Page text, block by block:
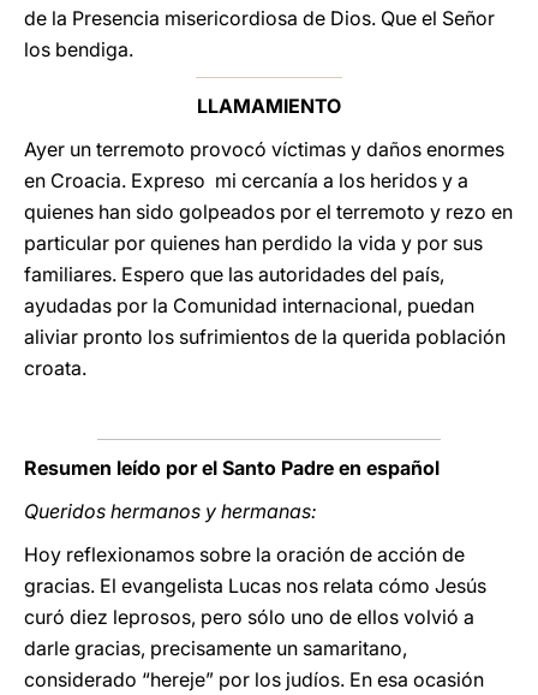
de la Presencia misericordiosa de Dios. Que el Señor
los bendiga.
LLAMAMIENTO
Ayer un terremoto provocó víctimas y daños enormes
en Croacia. Expreso mi cercanía a los heridos y a
quienes han sido golpeados por el terremoto y rezo en
particular por quienes han perdido la vida y por sus
familiares. Espero que las autoridades del país,
ayudadas por la Comunidad internacional, puedan
aliviar pronto los sufrimientos de la querida población
croata.
Resumen leído por el Santo Padre en español
Queridos hermanos y hermanas:
Hoy reflexionamos sobre la oración de acción de
gracias. El evangelista Lucas nos relata cómo Jesús
curó diez leprosos, pero sólo uno de ellos volvió a
darle gracias, precisamente un samaritano,
considerado “hereje” por los judíos. En esa ocasión